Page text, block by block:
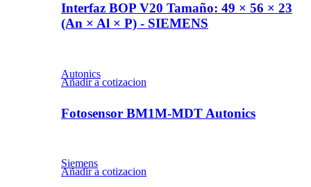
Interfaz BOP V20 Tamaño: 49 × 56 × 23
(An × Al × P) - SIEMENS
Autonics
Añadir a cotizacion
Fotosensor BM1M-MDT Autonics
Siemens
Añadir a cotizacion